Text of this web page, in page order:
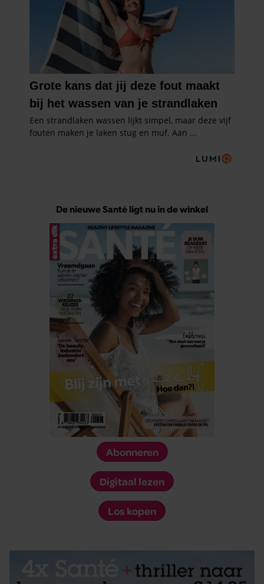
De nieuwe Santé ligt nu in de winkel
Abonneren
Digitaal lezen
Los kopen